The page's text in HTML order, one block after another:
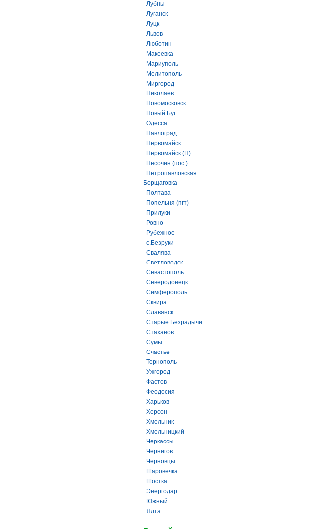
Лубны
Луганск
Луцк
Львов
Люботин
Макеевка
Мариуполь
Мелитополь
Миргород
Николаев
Новомосковск
Новый Буг
Одесса
Павлоград
Первомайск
Первомайск (Н)
Песочин (пос.)
Петропавловская
Борщаговка
Полтава
Попельня (пгт)
Прилуки
Ровно
Рубежное
с.Безруки
Свалява
Светловодск
Севастополь
Северодонецк
Симферополь
Сквира
Славянск
Старые Безрадычи
Стаханов
Сумы
Счастье
Тернополь
Ужгород
Фастов
Феодосия
Харьков
Херсон
Хмельник
Хмельницкий
Черкассы
Чернигов
Черновцы
Шаровечка
Шостка
Энергодар
Южный
Ялта